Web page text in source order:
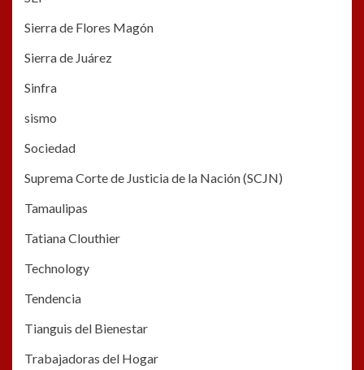
Sierra de Flores Magón
Sierra de Juárez
Sinfra
sismo
Sociedad
Suprema Corte de Justicia de la Nación (SCJN)
Tamaulipas
Tatiana Clouthier
Technology
Tendencia
Tianguis del Bienestar
Trabajadoras del Hogar